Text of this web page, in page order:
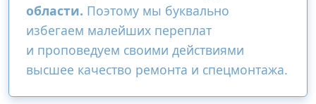
области. Поэтому мы буквально
избегаем малейших переплат
и проповедуем своими действиями
высшее качество ремонта и спецмонтажа.